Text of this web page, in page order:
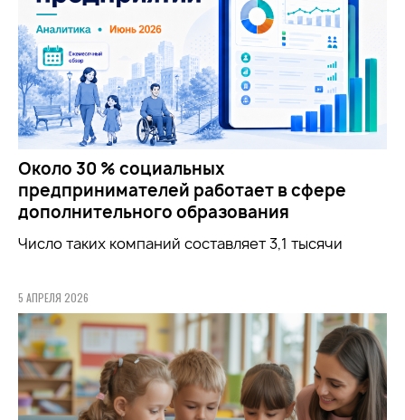
Около 30 % социальных
предпринимателей работает в сфере
дополнительного образования
Число таких компаний составляет 3,1 тысячи
5 АПРЕЛЯ 2026